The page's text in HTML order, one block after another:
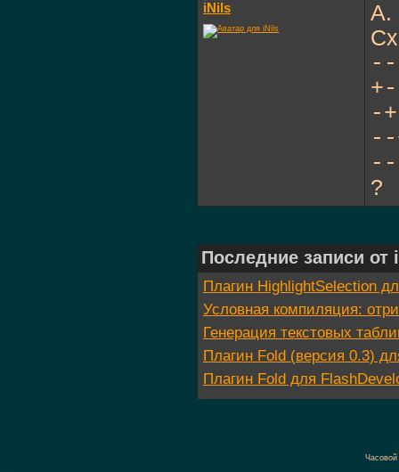
iNils
А.
-
?
Последние записи от
Плагин HighlightSelection
Условная компиляция:
Генерация текстовых
Плагин Fold (версия 0.3)
Плагин Fold для